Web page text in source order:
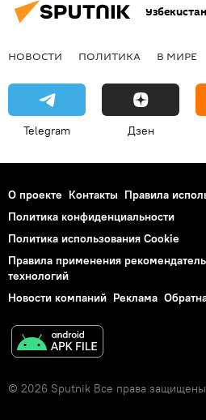
Узбекистан
НОВОСТИ ПОЛИТИКА В МИРЕ
Telegram Дзен
О проекте Контакты Правила
Политика конфиденциальности
Политика использования Cookie
Правила применения
технологий
Новости компаний Реклама
© 2026 Sputnik Все права